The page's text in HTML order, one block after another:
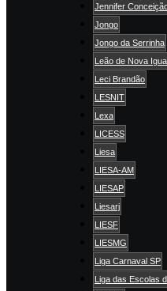
Jennifer
Jongo
Jongo da Serrinha
Leão de Nova
Leci Brandão
LESNIT
Lexa
LICESS
Liesa
LIESA-AM
LIESAP
Liesarj
LIESF
LIESMG
Liga Carnaval SP
Liga das Escolas